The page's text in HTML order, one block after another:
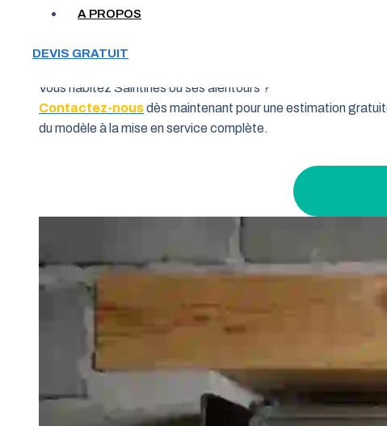
A PROPOS
DEVIS GRATUIT
Votre garage manque de place et vous cherchez une
pourquoi de nombreux habitants de la région Hauts-de-
Vous habitez Saintines ou ses alentours ?
Contactez-nousdès maintenant pour une estimation
du modèle à la mise en service complète.